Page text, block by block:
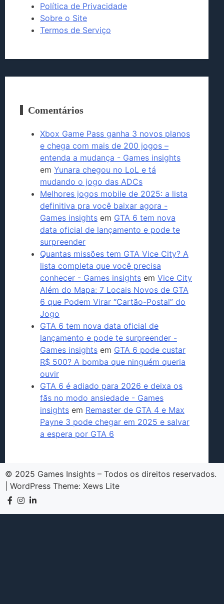
Política de Privacidade
Sobre o Site
Termos de Serviço
Comentários
Xbox Game Pass ganha 3 novos planos
e chega com mais de 200 jogos –
entenda a mudança - Games insights
em Yunara chegou no LoL e tá
mudando o jogo das ADCs
Melhores jogos mobile de 2025: a lista
definitiva pra você baixar agora -
Games insights em GTA 6 tem nova
data oficial de lançamento e pode te
surpreender
Quantas missões tem GTA Vice City? A
lista completa que você precisa
conhecer - Games insights em Vice City
Além do Mapa: 7 Locais Novos de GTA
6 que Podem Virar “Cartão-Postal” do
Jogo
GTA 6 tem nova data oficial de
lançamento e pode te surpreender -
Games insights em GTA 6 pode custar
R$ 500? A bomba que ninguém queria
ouvir
GTA 6 é adiado para 2026 e deixa os
fãs no modo ansiedade - Games
insights em Remaster de GTA 4 e Max
Payne 3 pode chegar em 2025 e salvar
a espera por GTA 6
© 2025 Games Insights – Todos os direitos reservados.
WordPress Theme: Xews Lite